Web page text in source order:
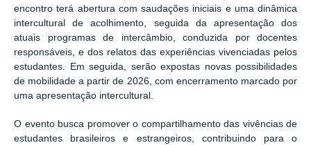
encontro terá abertura com saudações iniciais e uma dinâmica
intercultural de acolhimento, seguida da apresentação dos
atuais programas de intercâmbio, conduzida por docentes
responsáveis, e dos relatos das experiências vivenciadas pelos
estudantes. Em seguida, serão expostas novas possibilidades
de mobilidade a partir de 2026, com encerramento marcado por
uma apresentação intercultural.
O evento busca promover o compartilhamento das vivências de
estudantes brasileiros e estrangeiros, contribuindo para o